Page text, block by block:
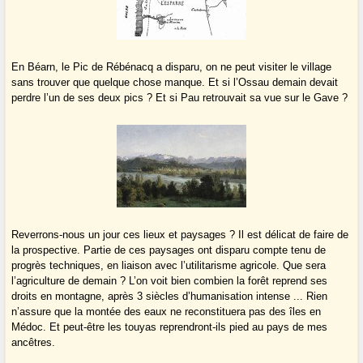
En Béarn, le Pic de Rébénacq a disparu, on ne peut visiter le village
sans trouver que quelque chose manque. Et si l’Ossau demain devait
perdre l’un de ses deux pics ? Et si Pau retrouvait sa vue sur le Gave ?
Reverrons-nous un jour ces lieux et paysages ? Il est délicat de faire de
la prospective. Partie de ces paysages ont disparu compte tenu de
progrès techniques, en liaison avec l’utilitarisme agricole. Que sera
l’agriculture de demain ? L’on voit bien combien la forêt reprend ses
droits en montagne, après 3 siècles d’humanisation intense ... Rien
n’assure que la montée des eaux ne reconstituera pas des îles en
Médoc. Et peut-être les touyas reprendront-ils pied au pays de mes
ancêtres.